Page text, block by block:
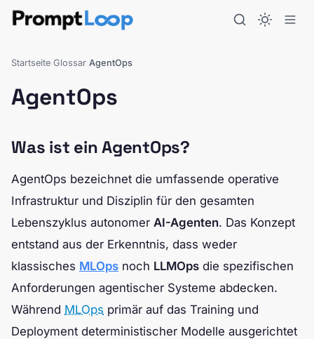
Startseite Glossar AgentOps
AgentOps
Was ist ein AgentOps?
AgentOps bezeichnet die umfassende operative
Infrastruktur und Disziplin für den gesamten
Lebenszyklus autonomer AI-Agenten. Das Konzept
entstand aus der Erkenntnis, dass weder
klassisches MLOps noch LLMOps die spezifischen
Anforderungen agentischer Systeme abdecken.
Während MLOps primär auf das Training und
Deployment deterministischer Modelle ausgerichtet